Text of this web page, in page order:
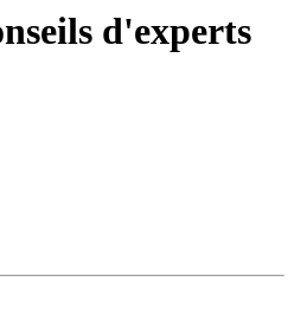
d'experts